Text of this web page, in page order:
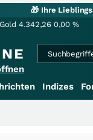
🎁 Ihre
Gold 4.342,26 0,00 %
Indizes